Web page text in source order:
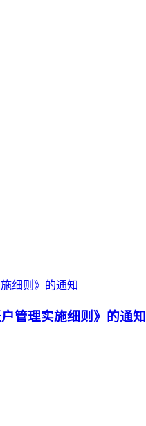
管理实施细则》的通知